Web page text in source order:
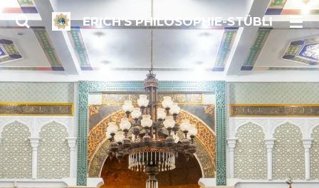
Zum
Hauptinhalt
springen
ERICH'S PHILOSOPHIE-STÜBLI